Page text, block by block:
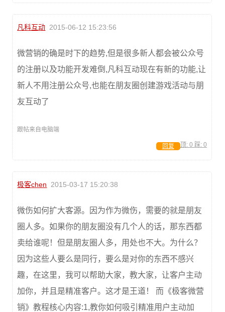
凡科互动 2015-06-12 15:23:56
微营销的确是时下的趋势,但是很多新人都会被公众号
的注册以及功能开发难倒,凡科互动现在有新的功能,让
新人不用注册公众号,也能在朋友圈创建游戏活动与朋
友互动了
跟帖来自电脑端
顶: 0 踩: 0
回复
极客chen 2015-03-17 15:20:38
微伤如何扩大客源。因为作为微伤，需要的就是朋友
圈人多。如果你的朋友圈没有几个人的话，那东西都
卖给谁呢！但是朋友圈人多，用处也不大。为什么？
因为这些人要么是同行，要么是对你的东西不感兴
趣，在这里，我可以帮助大家，教大家，让客户主动
加你，并且是精准客户。这才是王道！ 而《极客微营
销》教程核心内容:1,教你如何吸引精准用户主动加